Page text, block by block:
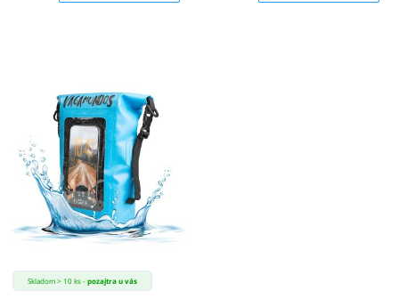
Skladom > 10 ks -pozajtra u vás